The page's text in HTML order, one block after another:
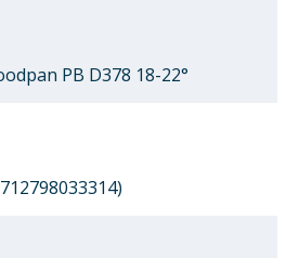
PB D378 18-22°